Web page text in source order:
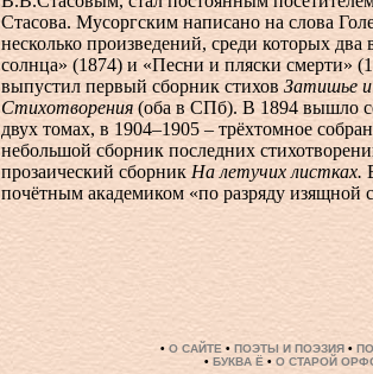
Стасова. Мусоргским написано на слова
несколько произведений, среди которых два
солнца» (1874) и «Песни и пляски смерти»
выпустил первый сборник стихов Затишье и
Стихотворения (оба в СПб). В 1894 вышло
двух томах, в 1904–1905 – трёхтомное
небольшой сборник последних
прозаический сборник На летучих листках.
почётным академиком «по разряду изящной